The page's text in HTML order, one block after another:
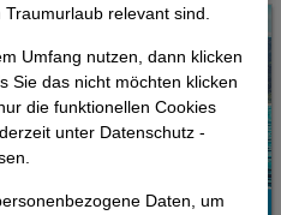
relevant sind.
Umfang nutzen, dann klicken
Sie das nicht möchten klicken
die funktionellen Cookies
unter Datenschutz -
Daten, um